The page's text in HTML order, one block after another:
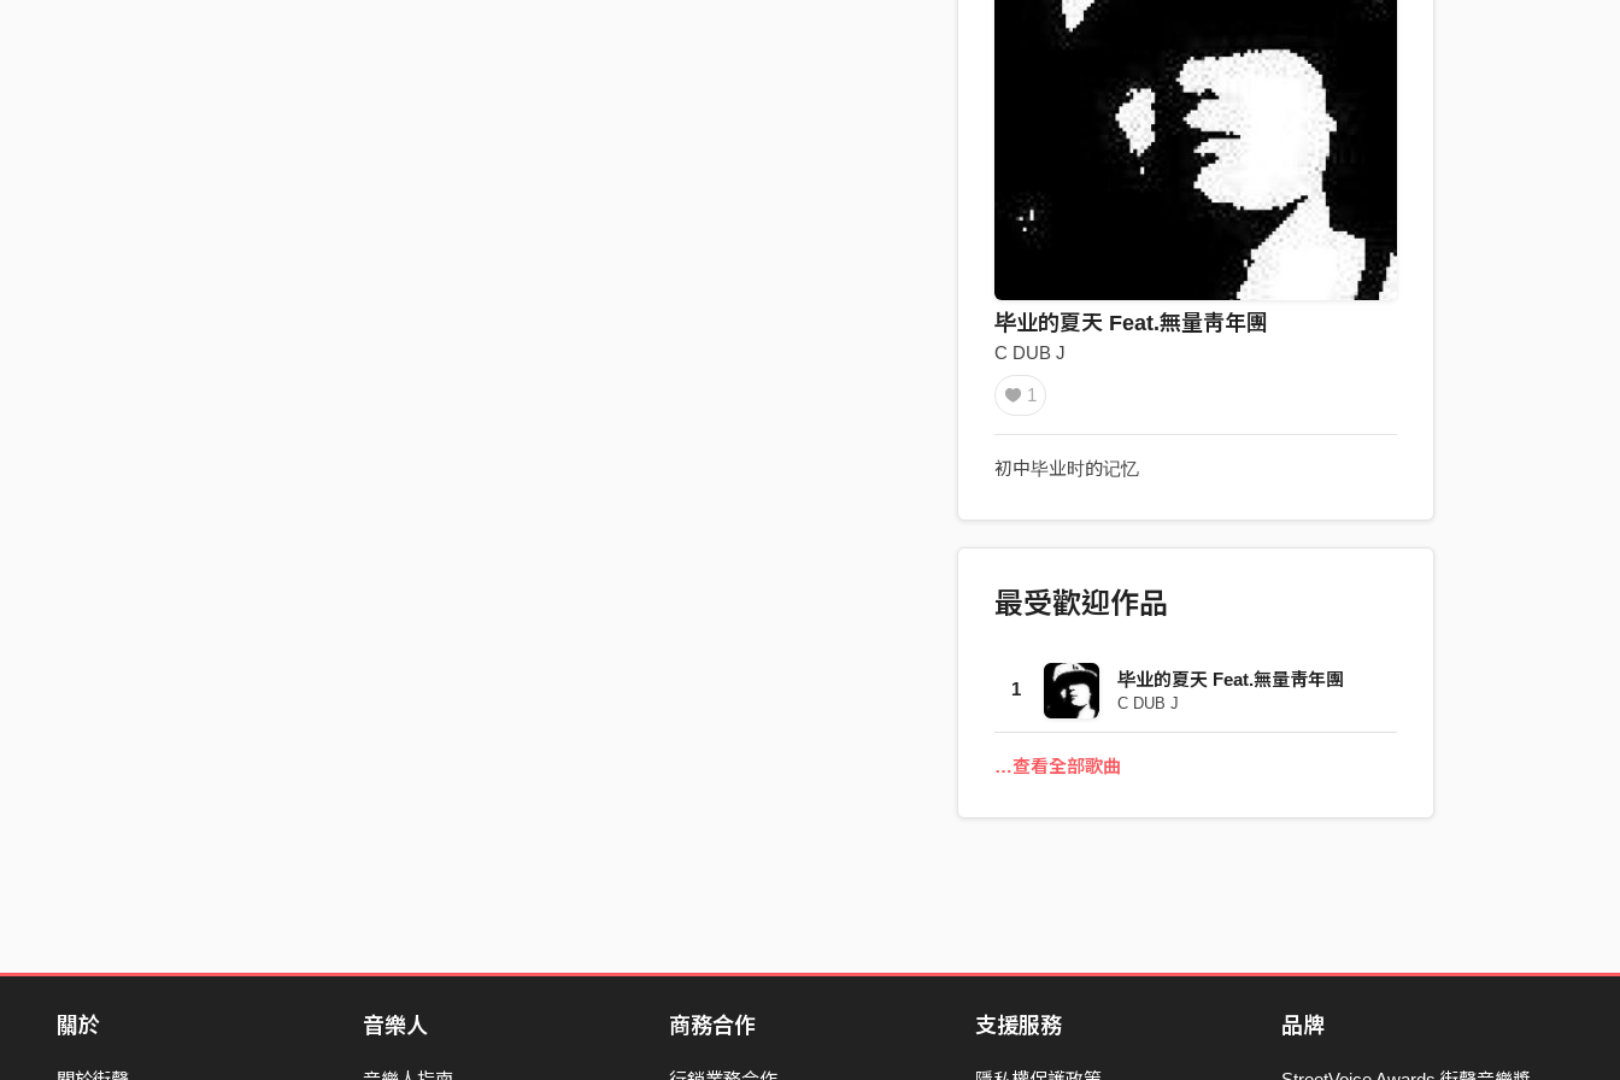
毕业的夏天 Feat.無量靑年團
C DUB J
1
初中毕业时的记忆
最受歡迎作品
1 毕业的夏天 Feat.無量靑年團
C DUB J
…查看全部歌曲
關於 音樂人 商務合作 支援服務 品牌